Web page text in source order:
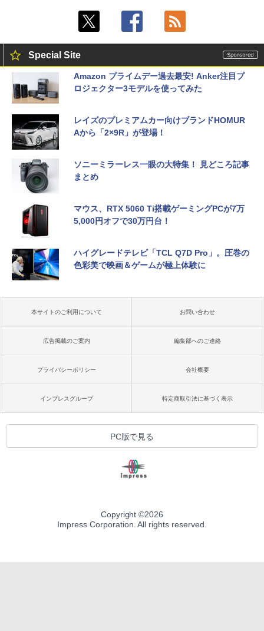
Special Site
Amazon プライムデー過去最安! Anker注目プ
ロジェクター3モデルを使ってみた
レイズのプレミアムカー向けブランドHOMUR
Aから「2×9R」が登場！
ソニーミラーレス一眼の大特集！ 見どころ記事
まとめ
マウス、RTX 5060 Ti搭載ゲーミングPCが7万
5,000円オフで30万円台！
ハイグレードテレビ「TCL Q7D Pro」。圧巻の
色彩美で映画＆ゲームが極上体験に
本サイトのご利用について お問い合わせ
広告掲載のご案内 編集部へのご連絡
プライバシーポリシー 会社概要
インプレスグループ 特定商取引法に基づく表示
PC版で見る
Copyright ©2026
Impress Corporation. All rights reserved.